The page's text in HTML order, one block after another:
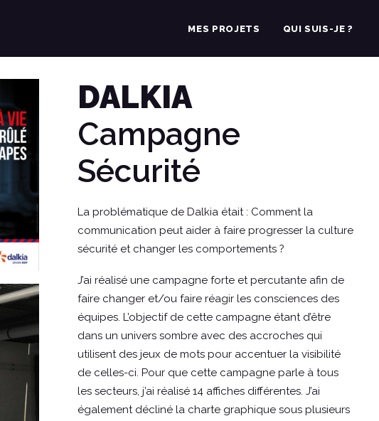
MES PROJETS QUI SUIS-JE ?
DALKIA
Campagne
Sécurité
La problématique de Dalkia était : Comment la
communication peut aider à faire progresser la culture
sécurité et changer les comportements ?
J’ai réalisé une campagne forte et percutante afin de
faire changer et/ou faire réagir les consciences des
équipes. L’objectif de cette campagne étant d’être
dans un univers sombre avec des accroches qui
utilisent des jeux de mots pour accentuer la visibilité
de celles-ci. Pour que cette campagne parle à tous
les secteurs, j’ai réalisé 14 affiches différentes. J’ai
également décliné la charte graphique sous plusieurs